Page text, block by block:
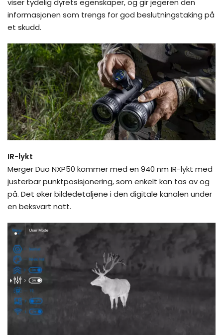
viser tydelig dyrets egenskaper, og gir jegeren den
informasjonen som trengs for god beslutningstaking på
et skudd.
IR-lykt
Merger Duo NXP50 kommer med en 940 nm IR-lykt med
justerbar punktposisjonering, som enkelt kan tas av og
på. Det øker bildedetaljene i den digitale kanalen under
en beksvart natt.